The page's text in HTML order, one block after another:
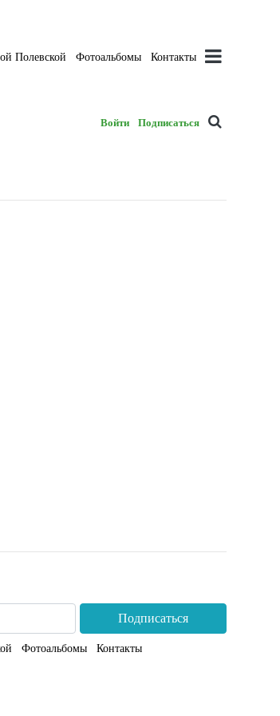
Полевской Фотоальбомы Контакты
Войти Подписаться
Подписаться
Фотоальбомы Контакты